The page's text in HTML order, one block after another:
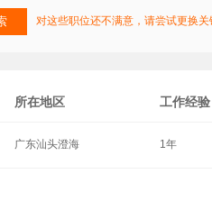
对这些职位还不满意，请尝试更换关
所在地区 工作经验
广东汕头澄海 1年